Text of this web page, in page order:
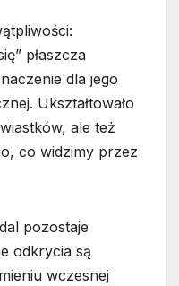
płaszcza
dla jego
Ukształtowało
ale też
co widzimy przez
pozostaje
odkrycia są
wczesnej